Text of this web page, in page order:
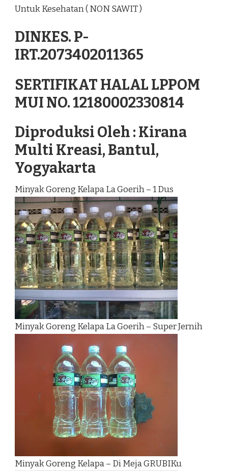
Untuk Kesehatan ( NON SAWIT )
DINKES. P-
IRT.2073402011365
SERTIFIKAT HALAL LPPOM
MUI NO. 12180002330814
Diproduksi Oleh : Kirana
Multi Kreasi, Bantul,
Yogyakarta
Minyak Goreng Kelapa La Goerih – 1 Dus
Minyak Goreng Kelapa La Goerih – Super Jernih
Minyak Goreng Kelapa – Di Meja GRUBIKu